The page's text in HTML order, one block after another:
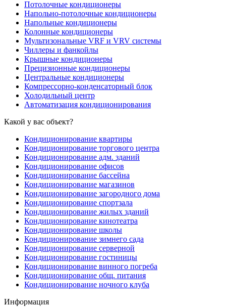
Потолочные кондиционеры
Напольно-потолочные кондиционеры
Напольные кондиционеры
Колонные кондиционеры
Мультизональные VRF и VRV системы
Чиллеры и фанкойлы
Крышные кондиционеры
Прецизионные кондиционеры
Центральные кондиционеры
Компрессорно-конденсаторный блок
Холодильный центр
Автоматизация кондиционирования
Какой у вас объект?
Кондиционирование квартиры
Кондиционирование торгового центра
Кондиционирование адм. зданий
Кондиционирование офисов
Кондиционирование бассейна
Кондиционирование магазинов
Кондиционирование загородного дома
Кондиционирование спортзала
Кондиционирование жилых зданий
Кондиционирование кинотеатра
Кондиционирование школы
Кондиционирование зимнего сада
Кондиционирование серверной
Кондиционирование гостиницы
Кондиционирование винного погреба
Кондиционирование общ. питания
Кондиционирование ночного клуба
Информация